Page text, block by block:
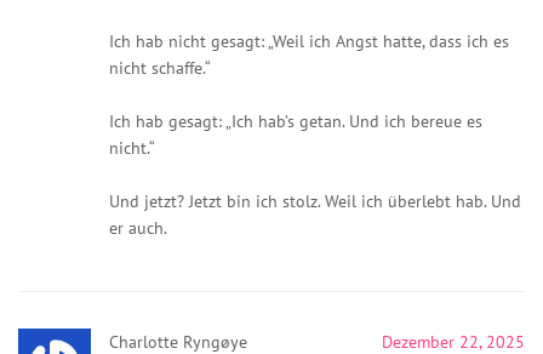
Ich hab nicht gesagt: „Weil ich Angst hatte, dass ich es
nicht schaffe.“
Ich hab gesagt: „Ich hab’s getan. Und ich bereue es
nicht.“
Und jetzt? Jetzt bin ich stolz. Weil ich überlebt hab. Und
er auch.
Charlotte Ryngøye Dezember 22, 2025